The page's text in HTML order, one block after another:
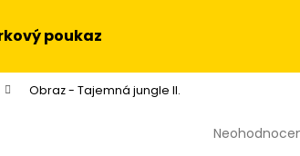
poukaz
Obraz - Tajemná jungle II.
Průměrné
Co potřebujete najít?